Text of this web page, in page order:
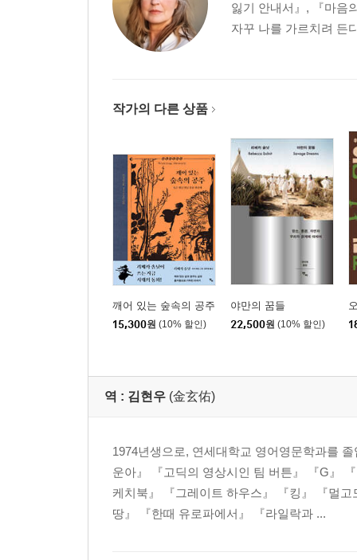
잃기 안내서』, 『마음
자꾸 나를 가르치려 든
작가의 다른 상품
깨어 있는 숲속의 공주
15,300원 (10% 할인)
야만의 꿈들
22,500원 (10% 할인)
역 : 김현우 (金玄佑)
1974년생으로, 연세대학교 영어영문학과를
운아』 『고딕의 영상시인 팀 버튼』 『G』
케치북』 『그레이트 하우스』 『킹』 『멀
땅』 『한때 유로파에서』 『라일락과 ...